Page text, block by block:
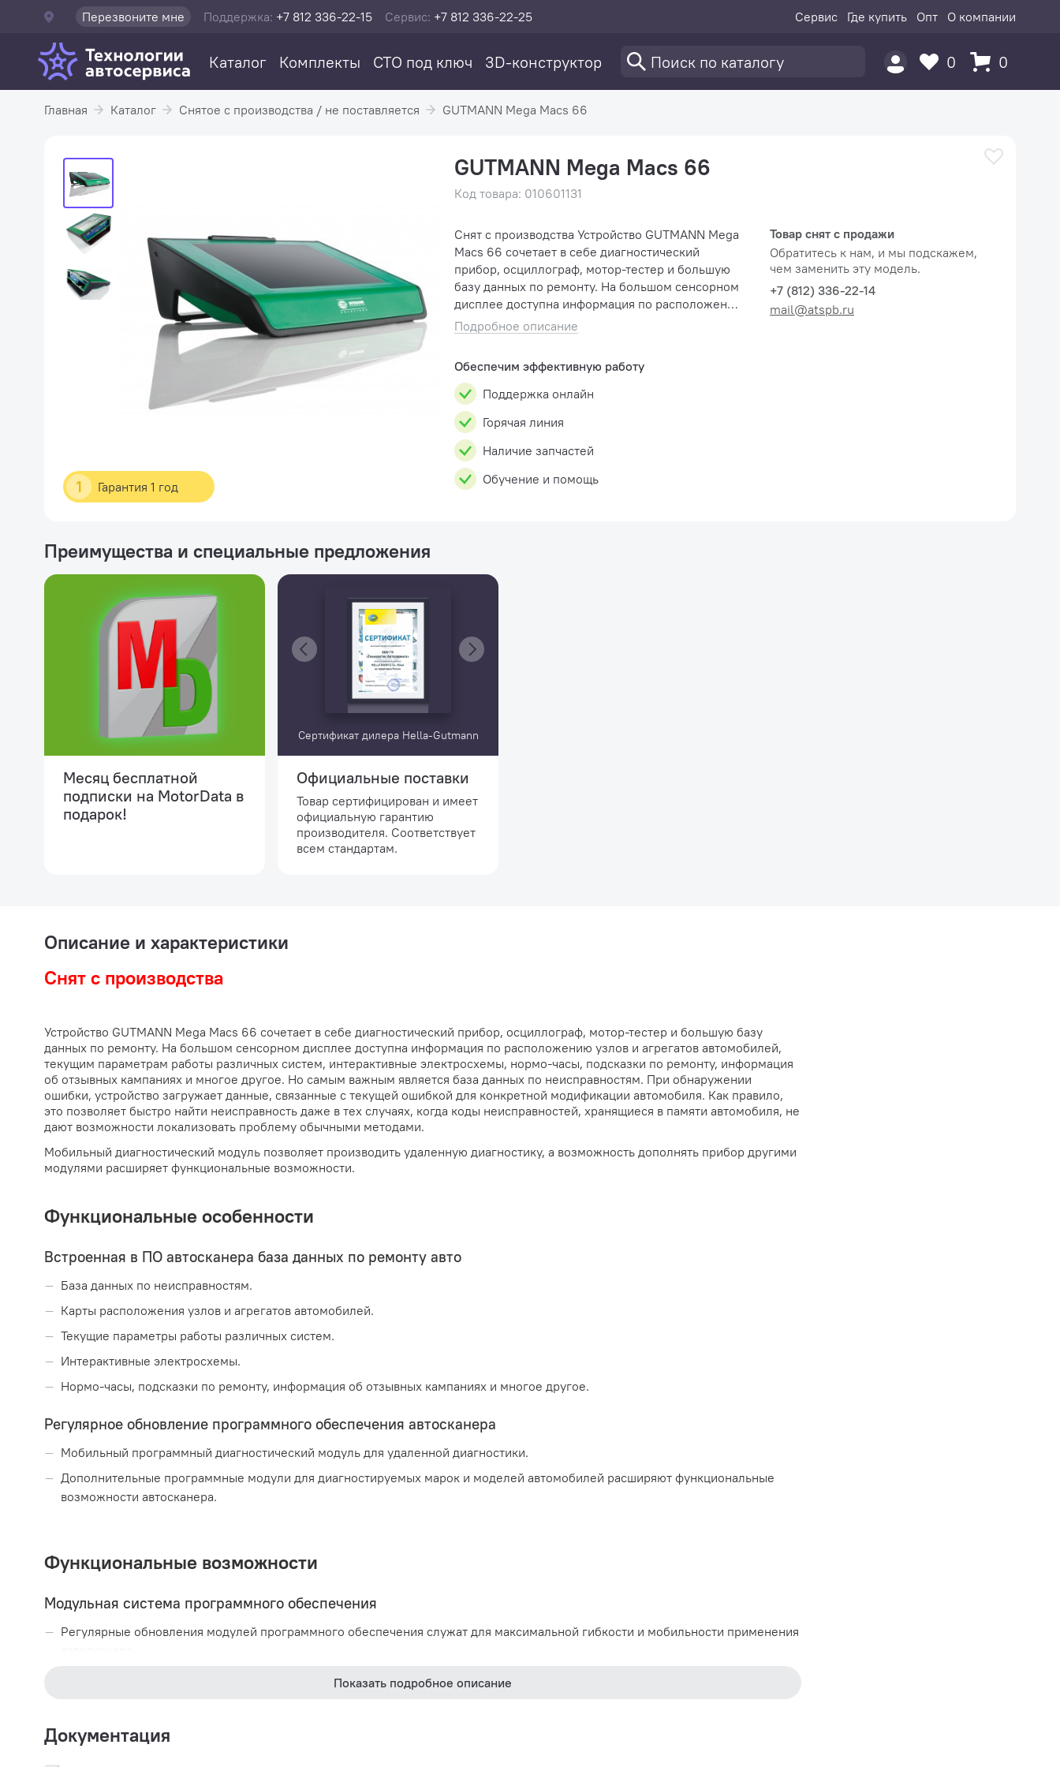
Перезвоните мне Поддержка: +7 812 336-22-15 Сервис: +7 812 336-22-25 Сервис Где купить Опт О компании
Каталог Комплекты СТО под ключ 3D-конструктор 0 0
Главная Каталог Снятое с производства / не поставляется GUTMANN Mega Macs 66
1 Гарантия 1 год
GUTMANN Mega Macs 66
Код товара: 010601131
Снят с производства Устройство GUTMANN Mega
Macs 66 сочетает в себе диагностический
прибор, осциллограф, мотор-тестер и большую
базу данных по ремонту. На большом сенсорном
дисплее доступна информация по расположению
узлов и агрегатов автомобилей, текущим
параметрам работы ра...
Подробное описание
Обеспечим эффективную работу
Поддержка онлайн
Горячая линия
Наличие запчастей
Обучение и помощь
Товар снят с продажи
Обратитесь к нам, и мы подскажем,
чем заменить эту модель.
+7 (812) 336-22-14
mail@atspb.ru
Преимущества и специальные предложения
Месяц бесплатной
подписки на MotorData в
подарок!
Сертификат дилера Hella-Gutmann
Официальные поставки
Товар сертифицирован и имеет
официальную гарантию
производителя. Соответствует
всем стандартам.
Описание и характеристики
Снят с производства
Устройство GUTMANN Mega Macs 66 сочетает в себе диагностический прибор, осциллограф, мотор-тестер и большую базу
данных по ремонту. На большом сенсорном дисплее доступна информация по расположению узлов и агрегатов автомобилей,
текущим параметрам работы различных систем, интерактивные электросхемы, нормо-часы, подсказки по ремонту, информация
об отзывных кампаниях и многое другое. Но самым важным является база данных по неисправностям. При обнаружении
ошибки, устройство загружает данные, связанные с текущей ошибкой для конкретной модификации автомобиля. Как правило,
это позволяет быстро найти неисправность даже в тех случаях, когда коды неисправностей, хранящиеся в памяти автомобиля, не
дают возможности локализовать проблему обычными методами.
Мобильный диагностический модуль позволяет производить удаленную диагностику, а возможность дополнять прибор другими
модулями расширяет функциональные возможности.
Функциональные особенности
Встроенная в ПО автосканера база данных по ремонту авто
База данных по неисправностям.
Карты расположения узлов и агрегатов автомобилей.
Текущие параметры работы различных систем.
Интерактивные электросхемы.
Нормо-часы, подсказки по ремонту, информация об отзывных кампаниях и многое другое.
Регулярное обновление программного обеспечения автосканера
Мобильный программный диагностический модуль для удаленной диагностики.
Дополнительные программные модули для диагностируемых марок и моделей автомобилей расширяют функциональные
возможности автосканера.
Функциональные возможности
Модульная система программного обеспечения
Регулярные обновления модулей программного обеспечения служат для максимальной гибкости и мобильности применения
Интегрированная в ПО Mega Macs 66 мультимарочная техническая база данных включает
Обновление технической базы данных через Интернет непосредственно с автосканера через Wi-Fi и LAN разъемы.
Показать подробное описание
Документация